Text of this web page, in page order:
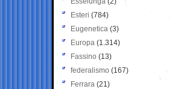
Esteri (784)
Eugenetica (3)
Europa (1.314)
Fassino (13)
federalismo (167)
Ferrara (21)